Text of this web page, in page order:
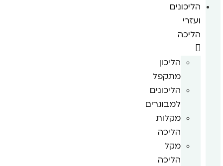
הליכונים
ועזרי
הליכה
הליכון
מתקפל
הליכונים
למבוגרים
מקלות
הליכה
מקל
הליכה